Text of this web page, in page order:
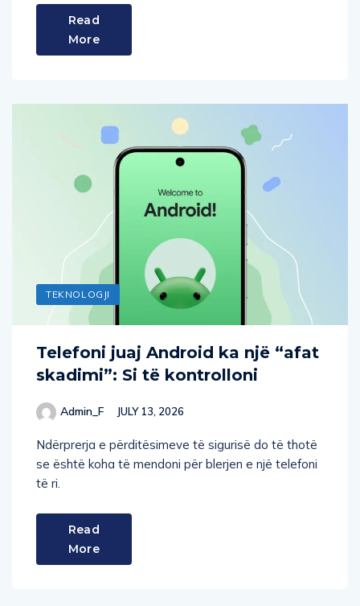
Read
More
TEKNOLOGJI
Telefoni juaj Android ka një “afat
skadimi”: Si të kontrolloni
Admin_F JULY 13, 2026
Ndërprerja e përditësimeve të sigurisë do të thotë
se është koha të mendoni për blerjen e një telefoni
të ri.
Read
More